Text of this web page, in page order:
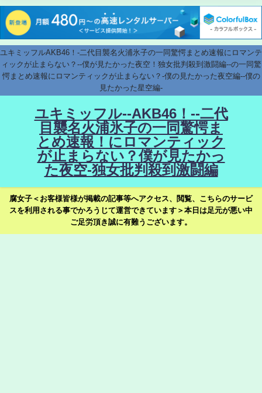
ユキミッフルAKB46！-二代目襲名火浦氷子の一同驚愕まとめ速報にロマンテ
ィックが止まらない？--僕が見たかった夜空！独女批判殺到激闘編--の一同驚
愕まとめ速報にロマンティックが止まらない？-僕の見たかった夜空編--僕の
見たかった星空編-
ユキミッフル--AKB46！--二代
目襲名火浦氷子の一同驚愕ま
とめ速報！にロマンティック
が止まらない？僕が見たかっ
た夜空-独女批判殺到激闘編
腐女子＜お客様皆様が掲載の記事等へアクセス、閲覧、こちらのサービ
スを利用される事でかろうじて運営できています＞本日は足元が悪い中
ご足労頂き誠に有難うございます。